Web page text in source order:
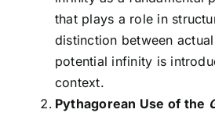
that plays a role in
distinction between
potential infinity is
context.
Pythagorean Use of the